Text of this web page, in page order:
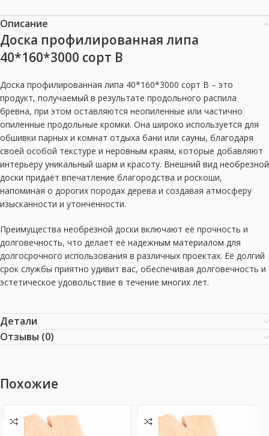
Описание
Доска профилированная липа
40*160*3000 сорт В
Доска профилированная липа 40*160*3000 сорт В – это
продукт, получаемый в результате продольного распила
бревна, при этом оставляются неопиленные или частично
опиленные продольные кромки. Она широко используется для
обшивки парных и комнат отдыха бани или сауны, благодаря
своей особой текстуре и неровным краям, которые добавляют
интерьеру уникальный шарм и красоту. Внешний вид необрезной
доски придаёт впечатление благородства и роскоши,
напоминая о дорогих породах дерева и создавая атмосферу
изысканности и утонченности.
Преимущества необрезной доски включают её прочность и
долговечность, что делает её надежным материалом для
долгосрочного использования в различных проектах. Её долгий
срок службы приятно удивит вас, обеспечивая долговечность и
эстетическое удовольствие в течение многих лет.
Детали
Отзывы (0)
Похожие